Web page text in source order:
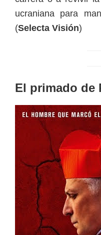
ucraniana para
(Selecta Visión)
El primado de